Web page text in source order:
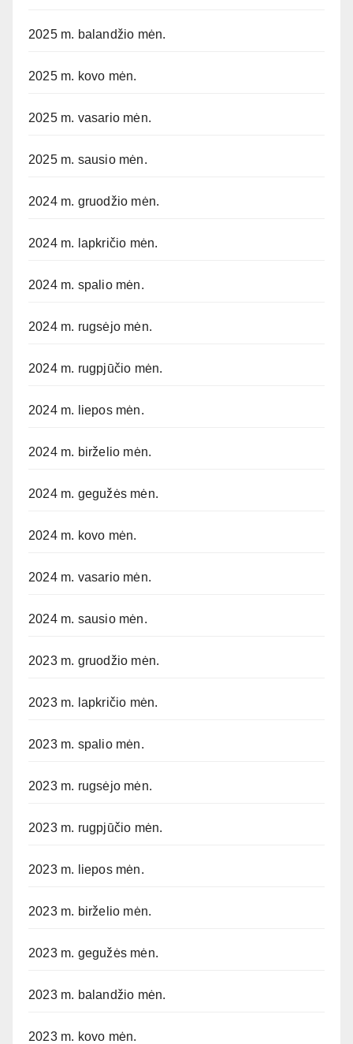
2025 m. balandžio mėn.
2025 m. kovo mėn.
2025 m. vasario mėn.
2025 m. sausio mėn.
2024 m. gruodžio mėn.
2024 m. lapkričio mėn.
2024 m. spalio mėn.
2024 m. rugsėjo mėn.
2024 m. rugpjūčio mėn.
2024 m. liepos mėn.
2024 m. birželio mėn.
2024 m. gegužės mėn.
2024 m. kovo mėn.
2024 m. vasario mėn.
2024 m. sausio mėn.
2023 m. gruodžio mėn.
2023 m. lapkričio mėn.
2023 m. spalio mėn.
2023 m. rugsėjo mėn.
2023 m. rugpjūčio mėn.
2023 m. liepos mėn.
2023 m. birželio mėn.
2023 m. gegužės mėn.
2023 m. balandžio mėn.
2023 m. kovo mėn.